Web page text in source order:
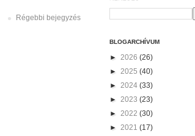
Régebbi bejegyzés
BLOGARCHÍVUM
► 2026 (26)
► 2025 (40)
► 2024 (33)
► 2023 (23)
► 2022 (30)
► 2021 (17)